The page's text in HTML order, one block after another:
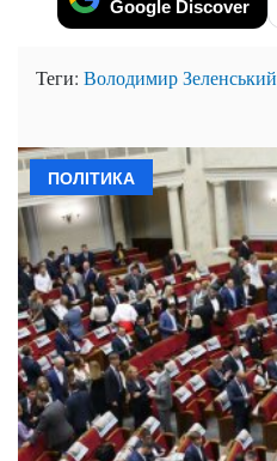
Google Discover
Теги: Володимир Зеленський
ПОЛІТИКА